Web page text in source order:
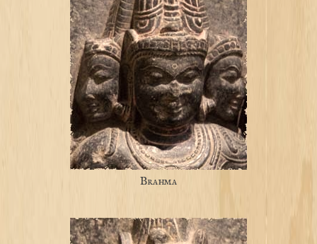
Brahma